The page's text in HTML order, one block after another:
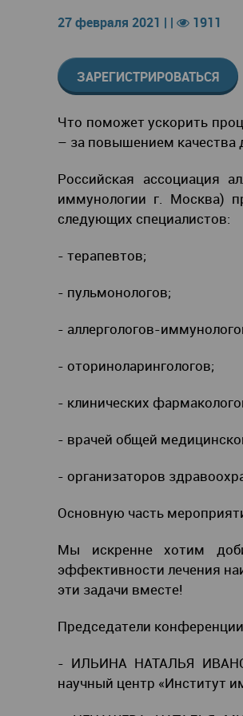
27 февраля 2021 | | 1911
ЗАРЕГИСТРИРОВАТЬСЯ
Что поможет ускорить
– за повышением качества
Российская ассоциация
иммунологии г. Москва)
следующих специалистов:
- терапевтов;
- пульмонологов;
- аллергологов-
- оториноларингологов;
- клинических
- врачей общей
- организаторов
Основную часть
Мы искренне хотим
эффективности лечения
эти задачи вместе!
Председатели
- ИЛЬИНА НАТАЛЬЯ
научный центр «Институт